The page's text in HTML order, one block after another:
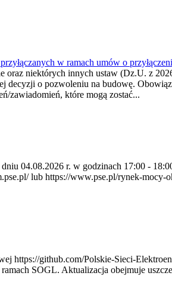
w ramach umów o
niektórych innych ustaw (Dz.U. z
decyzji o pozwoleniu na budowę.
zawiadomień, które mogą zostać...
04.08.2026 r. w godzinach 17:00 -
lub https://www.pse.pl/rynek-
https://github.com/Polskie-Sieci-
SOGL. Aktualizacja obejmuje